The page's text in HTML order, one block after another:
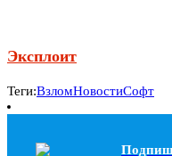
Эксплоит
Теги:ВзломНовостиСофт